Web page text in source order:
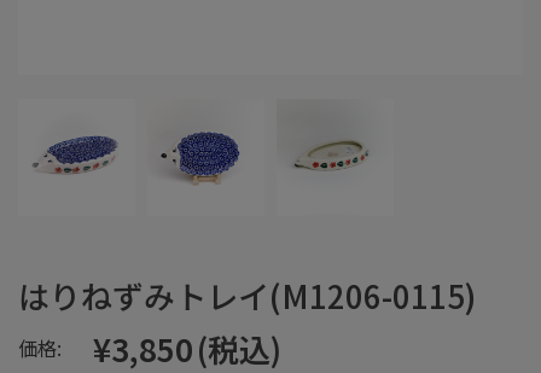
はりねずみトレイ(M1206-0115)
価格: ¥3,850(税込)